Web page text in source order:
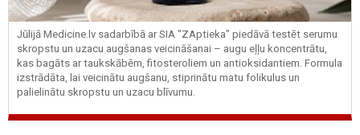
Jūlijā Medicine.lv sadarbībā ar SIA "ZAptieka" piedāvā testēt serumu
skropstu un uzacu augšanas veicināšanai – augu eļļu koncentrātu,
kas bagāts ar taukskābēm, fitosteroliem un antioksidantiem. Formula
izstrādāta, lai veicinātu augšanu, stiprinātu matu folikulus un
palielinātu skropstu un uzacu blīvumu.